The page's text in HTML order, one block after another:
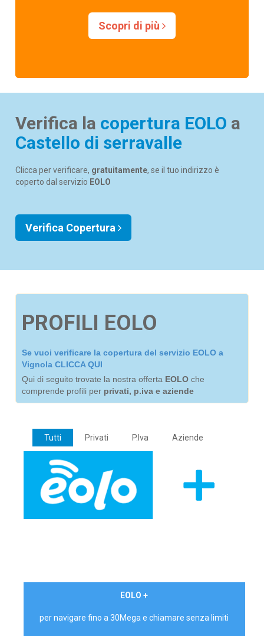
Scopri di più
Verifica la copertura EOLO a
Castello di serravalle
Clicca per verificare, gratuitamente, se il tuo indirizzo è
coperto dal servizio EOLO
Verifica Copertura
PROFILI EOLO
Se vuoi verificare la copertura del servizio EOLO a
Vignola CLICCA QUI
Qui di seguito trovate la nostra offerta EOLO che
comprende profili per privati, p.iva e aziende
Tutti Privati P.Iva Aziende
EOLO +
per navigare fino a 30Mega e chiamare senza limiti